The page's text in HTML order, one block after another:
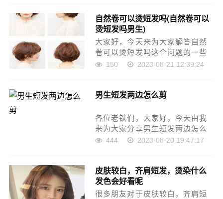
望关注收藏下本站，您的支持是
我们最大的动力，谢谢大家了
哈，……
自然卷可以烫短发吗(自然卷可以
烫短发吗男生)
大家好，今天来为大家解答自然
卷可以烫短发吗这个问题的一些
问题点，包括短发建不建议烫卷
析，现在让我们一起来看看吧！
注……
150 2023-08-21 12:39:24
男生短发两边怎么剪
各位老铁们，大家好，今天由我
来为大家分享男生短发两边怎么
剪，以及短发两侧怎么弄好看男
家，还望关注收藏下本站，您的
支持是我们最大的动力，谢谢大
家了……
444 2023-08-20 19:47:17
皮肤较白，齐肩短发，烫染什么
发色会好看呢
很多朋友对于皮肤较白，齐肩短